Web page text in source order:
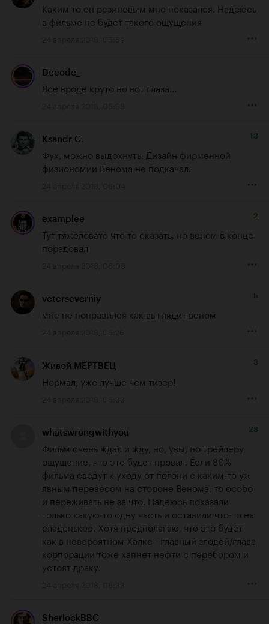
Каким то он резиновым мне показался. Надеюсь
в фильме не будет такого ощущения
Decode_
Все вроде круто но вот глаза...
Ksandr C. 13
Фух, можно выдохнуть. Дизайн фирменной
физиономии Венома не подкачал.
examplee 2
Тут тяжеловато что то сказать, но веном в конце
порадовал
veterseverniy 5
мне не понравился как выглядит веном
Живой МЕРТВЕЦ 3
Нормал, уже лучше чем тизер!
whatswrongwithyou 28
Фильм очень ждал и жду, но, увы, по трейлеру
ощущение, что это будет провал. Если 80%
фильма сведут к уходу от погони с каким-то уж
явным перевесом на стороне Венома, то особо
и переживать не за что. Надеюсь показали
только какую-то одну часть и оставили что-то на
сладенькое. Хотя предполагаю, что это будет
как в невероятном Халке - главный злодей/глава
корпорации тоже хапнет нефти с перебором и
устоят драку.
SherlockBBC